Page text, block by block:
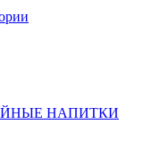
НАПИТКИ